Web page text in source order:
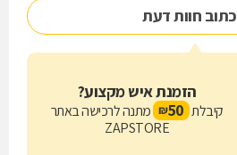
כתוב חוות דעת
הזמנת איש מקצוע?
קיבלת 50
₪ מתנה לרכישה באתר
ZAPSTORE